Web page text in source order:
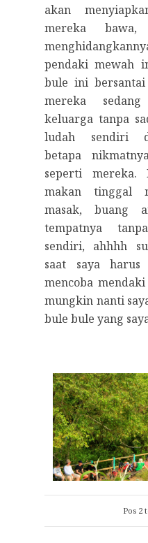
akan
mereka bawa,
pendaki mewah
bule ini
mereka
keluarga tanpa
ludah sendiri
betapa
seperti mereka.
makan tinggal
masak, buang
tempatnya
sendiri, ahhhh
saat saya
mencoba
mungkin nanti
bule bule yang
Pos 2